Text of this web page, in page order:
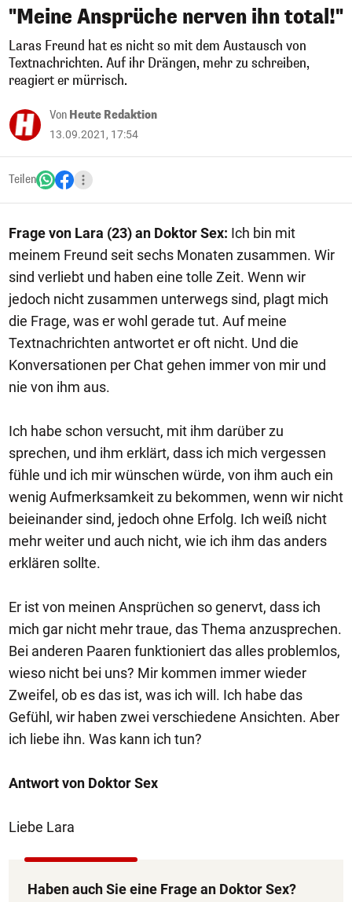
"Meine Ansprüche nerven ihn total!"
Laras Freund hat es nicht so mit dem Austausch von
Textnachrichten. Auf ihr Drängen, mehr zu schreiben,
reagiert er mürrisch.
Von Heute Redaktion
13.09.2021, 17:54
Teilen
Frage von Lara (23) an Doktor Sex: Ich bin mit
meinem Freund seit sechs Monaten zusammen. Wir
sind verliebt und haben eine tolle Zeit. Wenn wir
jedoch nicht zusammen unterwegs sind, plagt mich
die Frage, was er wohl gerade tut. Auf meine
Textnachrichten antwortet er oft nicht. Und die
Konversationen per Chat gehen immer von mir und
nie von ihm aus.
Ich habe schon versucht, mit ihm darüber zu
sprechen, und ihm erklärt, dass ich mich vergessen
fühle und ich mir wünschen würde, von ihm auch ein
wenig Aufmerksamkeit zu bekommen, wenn wir nicht
beieinander sind, jedoch ohne Erfolg. Ich weiß nicht
mehr weiter und auch nicht, wie ich ihm das anders
erklären sollte.
Er ist von meinen Ansprüchen so genervt, dass ich
mich gar nicht mehr traue, das Thema anzusprechen.
Bei anderen Paaren funktioniert das alles problemlos,
wieso nicht bei uns? Mir kommen immer wieder
Zweifel, ob es das ist, was ich will. Ich habe das
Gefühl, wir haben zwei verschiedene Ansichten. Aber
ich liebe ihn. Was kann ich tun?
Antwort von Doktor Sex
Liebe Lara
Haben auch Sie eine Frage an Doktor Sex?